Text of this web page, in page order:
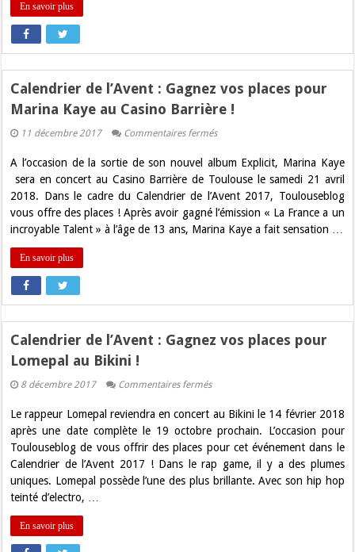
En savoir plus
Calendrier de l’Avent : Gagnez vos places pour
Marina Kaye au Casino Barrière !
11 décembre 2017 Commentaires ferméssur
l’Avent
:
vos
places
Marina
A l’occasion de la sortie de son nouvel album Explicit, Marina Kaye
sera en concert au Casino Barrière de Toulouse le samedi 21 avril
2018. Dans le cadre du Calendrier de l’Avent 2017, Toulouseblog
vous offre des places ! Après avoir gagné l’émission « La France a un
incroyable Talent » à l’âge de 13 ans, Marina Kaye a fait sensation …
En savoir plus
Calendrier de l’Avent : Gagnez vos places pour
Lomepal au Bikini !
8 décembre 2017 Commentaires ferméssur
l’Avent
:
Gagnez
vos
places
pour
Lomepal
Le rappeur Lomepal reviendra en concert au Bikini le 14 février 2018
après une date complète le 19 octobre prochain. L’occasion pour
Toulouseblog de vous offrir des places pour cet événement dans le
Calendrier de l’Avent 2017 ! Dans le rap game, il y a des plumes
uniques. Lomepal possède l’une des plus brillante. Avec son hip hop
teinté d’electro, …
En savoir plus